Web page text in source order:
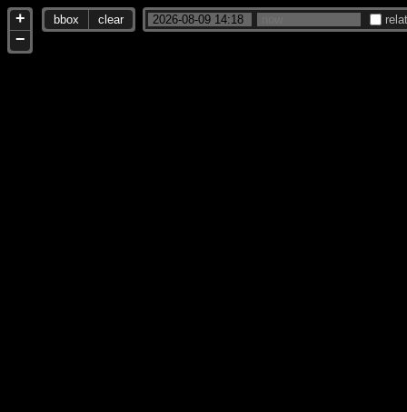
+
−
bbox clear